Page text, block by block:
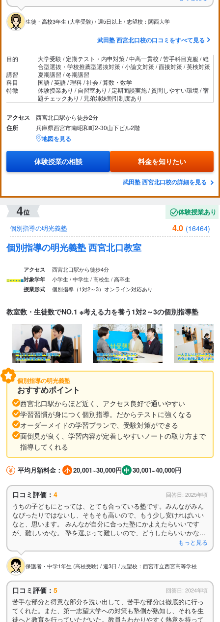
生徒・高校3年生 (大学受験) / 週5日以上 / 志望校：関西大学
武田塾 西宮北口校の口コミをすべて見る
目的
大学受験 / 定期テスト・内申対策 / 中高一貫校 / 苦手科目克服 / 総
合型選抜・学校推薦型選抜対策 / 小論文対策 / 面接対策 / 英検対策
講習
夏期講習 / 冬期講習
科目
国語 / 英語 / 理科 / 社会 / 算数・数学
特徴
体験授業あり / 自習室あり / 定期面談実施 / 質問しやすい環境 / 宿
題チェックあり / 兄弟姉妹割引制度あり
アクセス 西宮北口駅から徒歩2分
住所 兵庫県西宮市南昭和町2-30山下ビル2階
地図を見る
体験授業の相談 料金を知りたい
武田塾 西宮北口校の詳細を見る
体験授業あり
個別指導の明光義塾
4.0 (16464)
個別指導の明光義塾 西宮北口教室
アクセス 西宮北口駅から徒歩4分
対象学年 小学生 / 中学生 / 高校生 / 高卒生
授業形式 個別指導（1対2～3） オンライン対応あり
教室数・生徒数でNO.1 ※考える力を養う1対2～3の個別指導塾
個別指導の明光義塾
おすすめポイント
西宮北口駅からほど近く、アクセス良好で通いやすい
学習習慣が身につく個別指導。だからテストに強くなる
オーダーメイドの学習プランで、受験対策ができる
面倒見が良く、学習内容が定着しやすいノートの取り方まで
指導してくれる
平均月額料金： 20,001~30,000円 30,001~40,000円
口コミ評価： 4 回答日: 2025年頃
うちの子どもにとっては、とても合っている塾です。みんながみん
なぴったりではないし、そもそも高いので、もう少し安ければいい
なと、思います。 みんなが自分に合った塾にかよえたらいいです
が、難しいかな。 塾を選ぶって難しいので、どうしたらいいかなっ
もっと見る
保護者・中学1年生 (高校受験) / 週3日 / 志望校：西宮市立西宮高等学校
口コミ評価： 5 回答日: 2024年頃
苦手な部分と得意な部分を洗い出して、苦手な部分は徹底的に行っ
てくれた。また、第一志望大学への対策も塾側が熟知し、それを生
徒へと教育を行っていただいた。教員もわかりやすく熱意を持って